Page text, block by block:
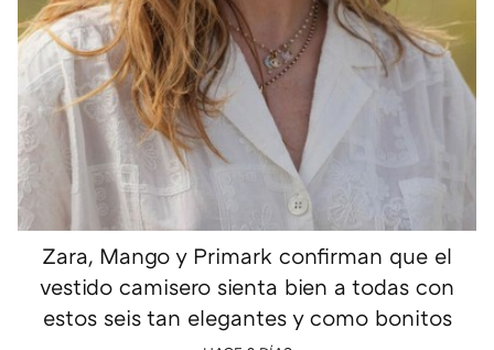
Zara, Mango y Primark confirman que el
vestido camisero sienta bien a todas con
estos seis tan elegantes y como bonitos